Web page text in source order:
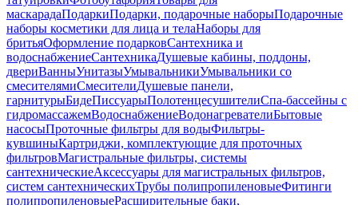
маскарадаПодаркиПодарки, подарочные наборыПодарочные
наборы косметики для лица и телаНаборы для
бритьяОформление подарковСантехника и
водоснабжениеСантехникаДушевые кабины, поддоны,
двериВанныУнитазыУмывальникиУмывальники со
смесителямиСмесителиДушевые панели,
гарнитурыБидеПиссуарыПолотенцесушителиСпа-бассейны с
гидромассажемВодоснабжениеВодонагревателиБытовые
насосыПроточные фильтры для водыФильтры-
кувшиныКартриджи, комплектующие для проточных
фильтровМагистральные фильтры, системы
сантехническиеАксессуары для магистральных фильтров,
систем сантехническихТрубы полипропиленовыеФитинги
полипропиленовыеРасширительные баки,